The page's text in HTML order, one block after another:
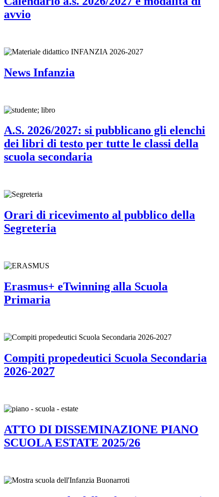
avvio
News Infanzia
A.S. 2026/2027: si pubblicano gli elenchi
dei libri di testo per tutte le classi della
scuola secondaria
Orari di ricevimento al pubblico della
Segreteria
Erasmus+ eTwinning alla Scuola
Primaria
Compiti propedeutici Scuola Secondaria
2026-2027
ATTO DI DISSEMINAZIONE PIANO
SCUOLA ESTATE 2025/26